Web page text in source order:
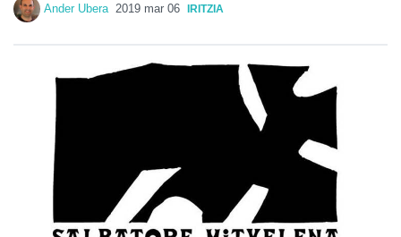
Ander Ubera 2019 mar 06 IRITZIA